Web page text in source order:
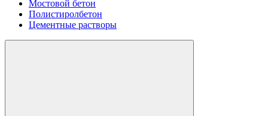
Мостовой бетон
Полистиролбетон
Цементные растворы